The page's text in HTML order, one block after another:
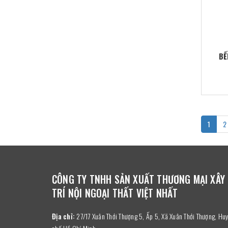
1 2
CÔNG TY TNHH SẢN XUẤT THƯƠNG MẠI
TRÍ NỘI NGOẠI THẤT VIỆT NHẤT
Địa chỉ: 27/17 Xuân Thới Thượng 5, Ấp 5, Xã Xuân Thới Thượng,